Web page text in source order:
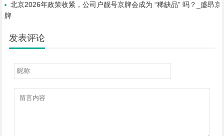
北京2026年政策收紧，公司户靓号京牌会成为 “稀缺品” 吗？_盛昂京
牌
发表评论